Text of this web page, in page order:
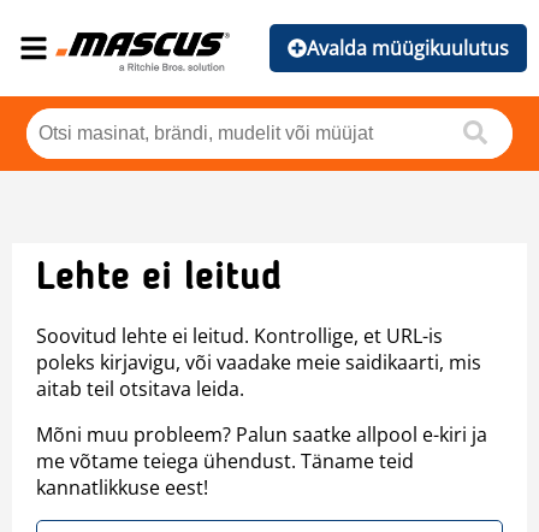
Avalda müügikuulutus
Lehte ei leitud
Soovitud lehte ei leitud. Kontrollige, et URL-is
poleks kirjavigu, või vaadake meie saidikaarti, mis
aitab teil otsitava leida.
Mõni muu probleem? Palun saatke allpool e-kiri ja
me võtame teiega ühendust. Täname teid
kannatlikkuse eest!